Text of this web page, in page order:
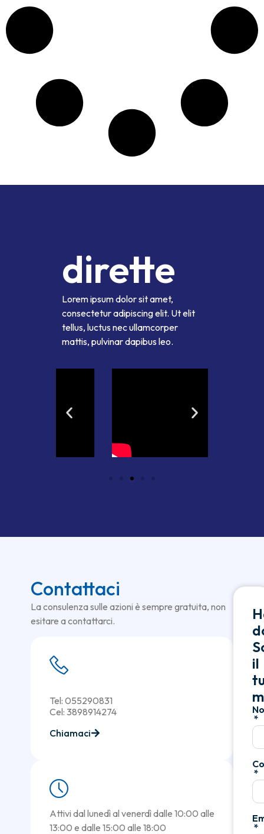
dirette
Lorem ipsum dolor sit amet,
consectetur adipiscing elit. Ut elit
tellus, luctus nec ullamcorper
mattis, pulvinar dapibus leo.
Contattaci
La consulenza sulle azioni è sempre gratuita, non
esitare a contattarci.
Tel: 055290831
Cel: 3898914274
Chiamaci
Attivi dal lunedì al venerdì dalle 10:00 alle
13:00 e dalle 15:00 alle 18:00
il